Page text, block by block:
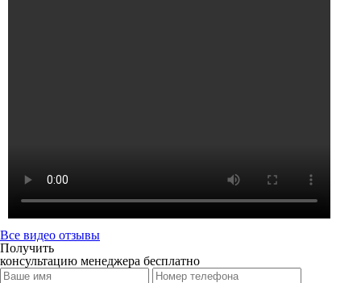
Все видео отзывы
Получить
консультацию менеджера бесплатно